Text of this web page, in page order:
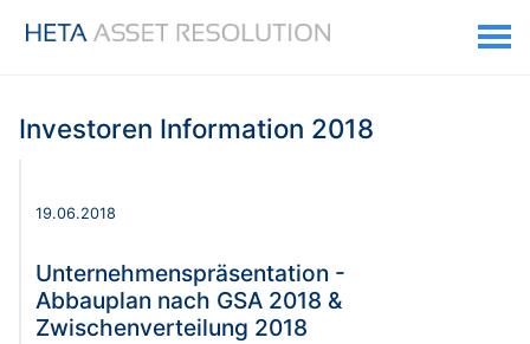
Investoren Information 2018
19.06.2018
Unternehmenspräsentation -
Abbauplan nach GSA 2018 &
Zwischenverteilung 2018